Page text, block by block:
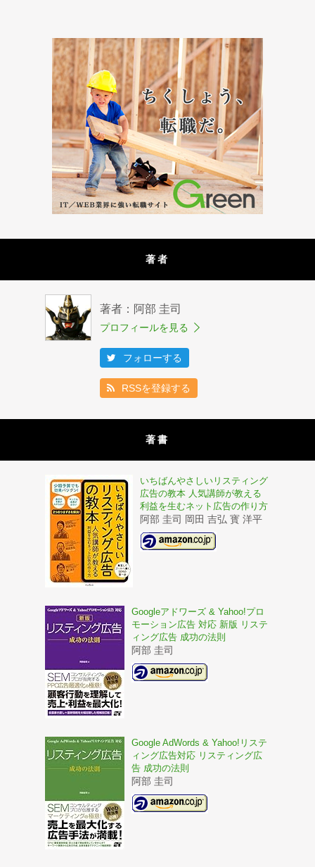
著者
著者：阿部 圭司
プロフィールを見る
フォローする
RSSを登録する
著書
いちばんやさしいリスティング
広告の教本 人気講師が教える
利益を生むネット広告の作り方
阿部 圭司 岡田 吉弘 寳 洋平
Googleアドワーズ & Yahoo!プロ
モーション広告 対応 新版 リステ
ィング広告 成功の法則
阿部 圭司
Google AdWords & Yahoo!リステ
ィング広告対応 リスティング広
告 成功の法則
阿部 圭司